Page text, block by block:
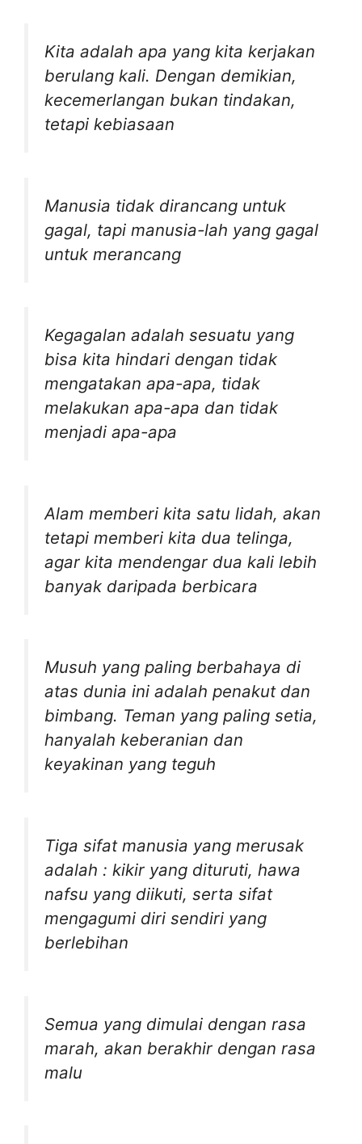
Kita adalah apa yang kita kerjakan
berulang kali. Dengan demikian,
kecemerlangan bukan tindakan,
tetapi kebiasaan
Manusia tidak dirancang untuk
gagal, tapi manusia-lah yang gagal
untuk merancang
Kegagalan adalah sesuatu yang
bisa kita hindari dengan tidak
mengatakan apa-apa, tidak
melakukan apa-apa dan tidak
menjadi apa-apa
Alam memberi kita satu lidah, akan
tetapi memberi kita dua telinga,
agar kita mendengar dua kali lebih
banyak daripada berbicara
Musuh yang paling berbahaya di
atas dunia ini adalah penakut dan
bimbang. Teman yang paling setia,
hanyalah keberanian dan
keyakinan yang teguh
Tiga sifat manusia yang merusak
adalah : kikir yang dituruti, hawa
nafsu yang diikuti, serta sifat
mengagumi diri sendiri yang
berlebihan
Semua yang dimulai dengan rasa
marah, akan berakhir dengan rasa
malu